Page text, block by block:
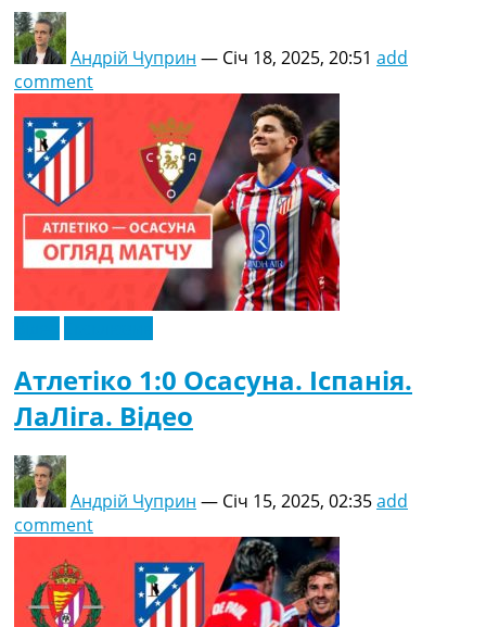
Андрій Чуприн — Січ 18, 2025, 20:51 add
comment
Атлетіко 1:0 Осасуна. Іспанія.
ЛаЛіга. Відео
Андрій Чуприн — Січ 15, 2025, 02:35add
comment